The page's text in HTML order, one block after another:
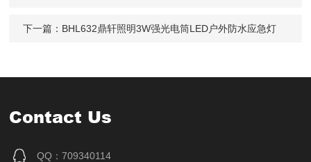
下一篇： BHL632鼎轩照明3W强光电筒LED户外防水应急灯
Contact Us
QQ：709340114